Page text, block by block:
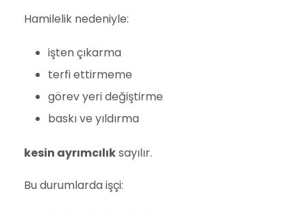
Hamilelik nedeniyle:
işten çıkarma
terfi ettirmeme
görev yeri değiştirme
baskı ve yıldırma
kesin ayrımcılıksayılır.
Bu durumlarda işçi: